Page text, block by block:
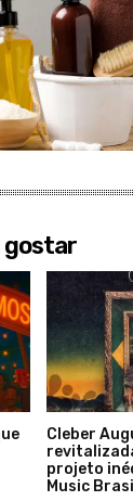
gostar
Cleber
projeto
Music Brasil